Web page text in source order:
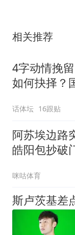
相关推荐
4字动情挽
如何抉择？
话体坛 16跟贴
阿苏埃边路
皓阳包抄破
牛
咪咕体育